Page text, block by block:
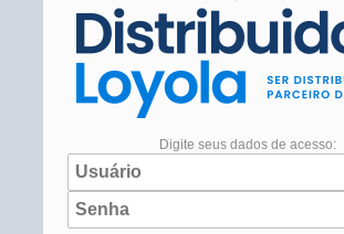
Digite seus dados de acesso: